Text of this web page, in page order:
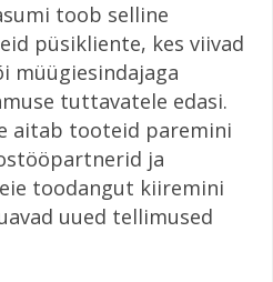
toob selline
püsikliente, kes viivad
müügiesindajaga
tuttavatele edasi.
aitab tooteid paremini
ja
toodangut kiiremini
uued tellimused